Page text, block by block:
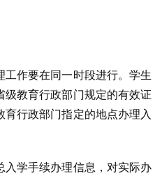
作要在同一时段进行。学生
教育行政部门规定的有效证
行政部门指定的地点办理入
学手续办理信息，对实际办